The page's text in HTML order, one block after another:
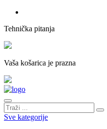
Tehnička pitanja
Vaša košarica je prazna
Sve kategorije